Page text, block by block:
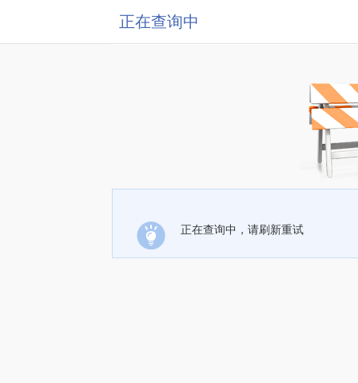
正在查询中
正在查询中，请刷新重试